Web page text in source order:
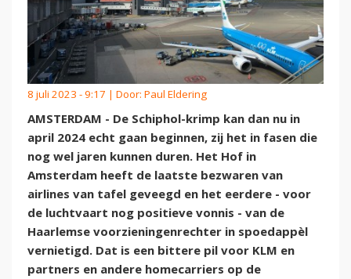
8 juli 2023 - 9:17 | Door: Paul Eldering
AMSTERDAM - De Schiphol-krimp kan dan nu in
april 2024 echt gaan beginnen, zij het in fasen die
nog wel jaren kunnen duren. Het Hof in
Amsterdam heeft de laatste bezwaren van
airlines van tafel geveegd en het eerdere - voor
de luchtvaart nog positieve vonnis - van de
Haarlemse voorzieningenrechter in spoedappèl
vernietigd. Dat is een bittere pil voor KLM en
partners en andere homecarriers op de